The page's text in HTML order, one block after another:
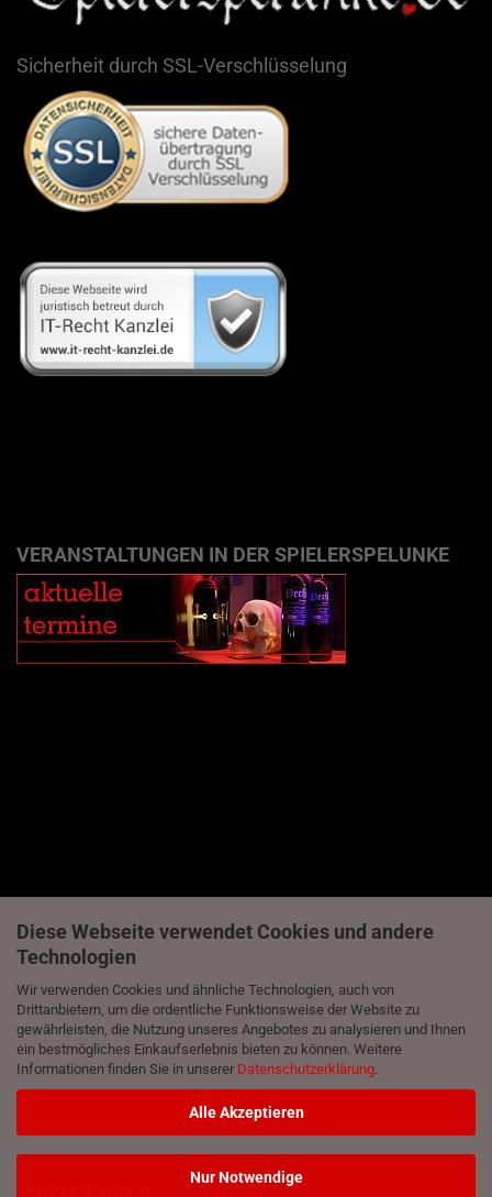
Diese Webseite verwendet Cookies und andere
Technologien
Wir verwenden Cookies und ähnliche Technologien, auch von
Drittanbietern, um die ordentliche Funktionsweise der Website zu
gewährleisten, die Nutzung unseres Angebotes zu analysieren und Ihnen
ein bestmögliches Einkaufserlebnis bieten zu können. Weitere
Informationen finden Sie in unserer Datenschutzerklärung.
Alle Akzeptieren
Nur Notwendige
Sicherheit durch SSL-Verschlüsselung
VERANSTALTUNGEN IN DER SPIELERSPELUNKE